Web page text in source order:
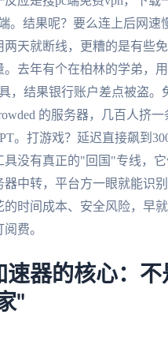
。结果呢？要么连上后网速
两天就断线，更糟的是有些
。去年有个在柏林的学弟，
，结果银行账户差点被盗。
的服务器，几百人挤
。打游戏？延迟直接飙到
具没有真正的"回国"专线，
器中转，平台方一眼就能识
的时间成本、安全风险，早
费。
速器的核心：不
"